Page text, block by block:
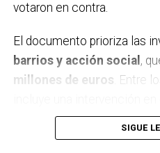
votaron en contra.
El documento prioriza las
barrios y acción social,
millones de euros . Entre
para mejorar la
infraestructuras básicas,
SIGUE